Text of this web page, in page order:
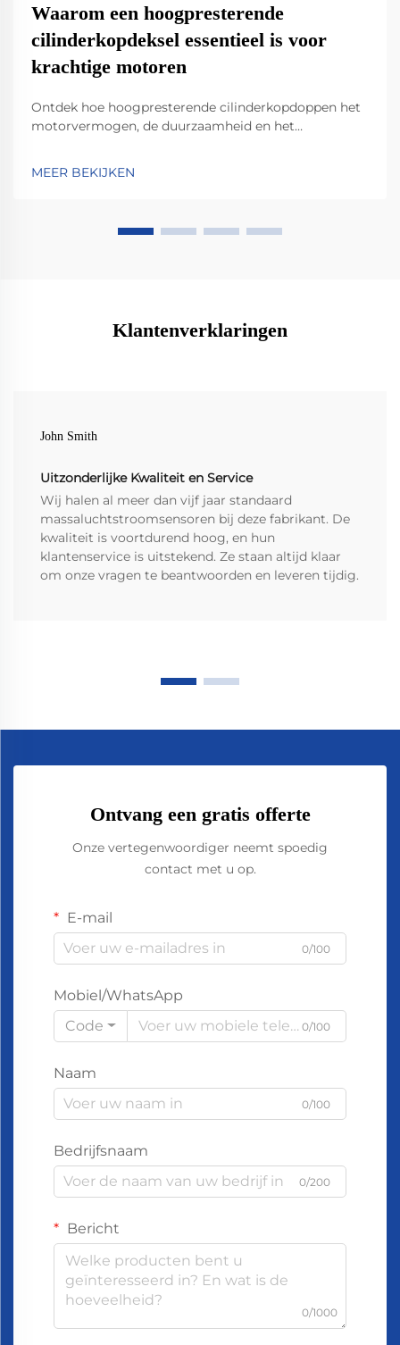
Waarom een hoogpresterende
cilinderkopdeksel essentieel is voor
krachtige motoren
Ontdek hoe hoogpresterende cilinderkopdoppen het
motorvermogen, de duurzaamheid en het
geavanceerde materialen en
MEER BEKIJKEN
Klantenverklaringen
John Smith
Uitzonderlijke Kwaliteit en Service
Wij halen al meer dan vijf jaar standaard
massaluchtstroomsensoren bij deze fabrikant. De
kwaliteit is voortdurend hoog, en hun
klantenservice is uitstekend. Ze staan altijd klaar
om onze vragen te beantwoorden en leveren tijdig.
Ontvang een gratis offerte
Onze vertegenwoordiger neemt spoedig
contact met u op.
E-mail
0/100
Mobiel/WhatsApp
Code
0/100
Naam
0/100
Bedrijfsnaam
0/200
Bericht
0/1000